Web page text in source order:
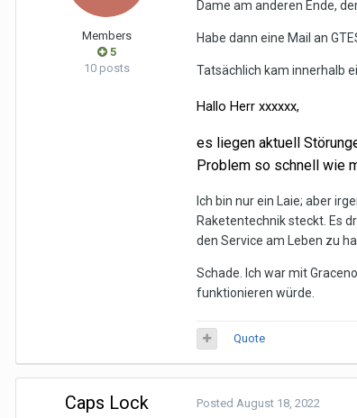
Members
5
10 posts
Dame am anderen Ende,
Habe dann eine Mail an
Tatsächlich kam innerhalb
Hallo Herr xxxxxx,
es liegen aktuell
Problem so schnell wie
Ich bin nur ein Laie; aber
Raketentechnik steckt. Es
den Service am Leben zu
Schade. Ich war mit
funktionieren würde.
Quote
Caps Lock Posted August 18, 2022